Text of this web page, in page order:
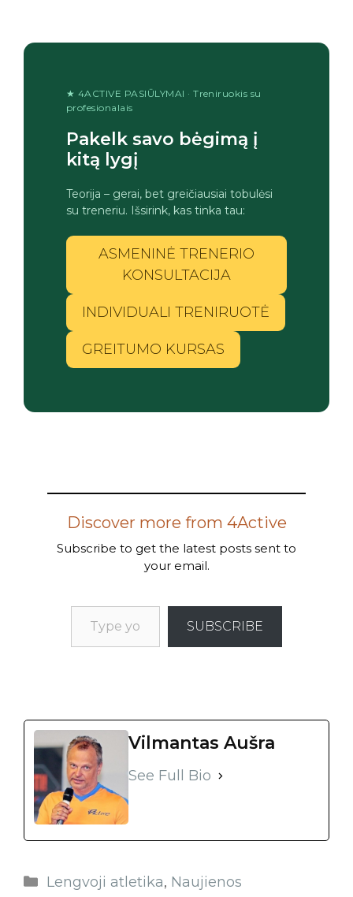
★ 4ACTIVE PASIŪLYMAI · Treniruokis su
profesionalais
Pakelk savo bėgimą į
kitą lygį
Teorija – gerai, bet greičiausiai tobulėsi
su treneriu. Išsirink, kas tinka tau:
ASMENINĖ TRENERIO
KONSULTACIJA
INDIVIDUALI TRENIRUOTĖ
GREITUMO KURSAS
Discover more from 4Active
Subscribe to get the latest posts sent to
your email.
SUBSCRIBE
Vilmantas Aušra
See Full Bio
Lengvoji atletika, Naujienos